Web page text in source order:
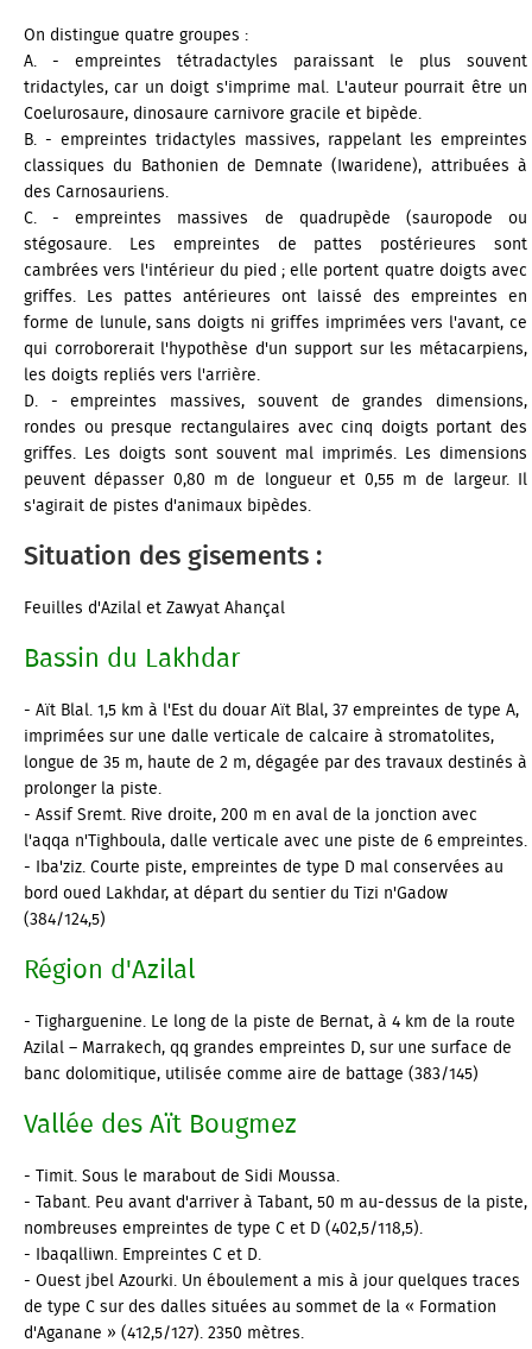
On distingue quatre groupes :
A. - empreintes tétradactyles paraissant le plus souvent
tridactyles, car un doigt s'imprime mal. L'auteur pourrait être un
Coelurosaure, dinosaure carnivore gracile et bipède.
B. - empreintes tridactyles massives, rappelant les empreintes
classiques du Bathonien de Demnate (Iwaridene), attribuées à
des Carnosauriens.
C. - empreintes massives de quadrupède (sauropode ou
stégosaure. Les empreintes de pattes postérieures sont
cambrées vers l'intérieur du pied ; elle portent quatre doigts avec
griffes. Les pattes antérieures ont laissé des empreintes en
forme de lunule, sans doigts ni griffes imprimées vers l'avant, ce
qui corroborerait l'hypothèse d'un support sur les métacarpiens,
les doigts repliés vers l'arrière.
D. - empreintes massives, souvent de grandes dimensions,
rondes ou presque rectangulaires avec cinq doigts portant des
griffes. Les doigts sont souvent mal imprimés. Les dimensions
peuvent dépasser 0,80 m de longueur et 0,55 m de largeur. Il
s'agirait de pistes d'animaux bipèdes.
Situation des gisements :
Feuilles d'Azilal et Zawyat Ahançal
Bassin du Lakhdar
- Aït Blal. 1,5 km à l'Est du douar Aït Blal, 37 empreintes de type A,
imprimées sur une dalle verticale de calcaire à stromatolites,
longue de 35 m, haute de 2 m, dégagée par des travaux destinés à
prolonger la piste.
- Assif Sremt. Rive droite, 200 m en aval de la jonction avec
l'aqqa n'Tighboula, dalle verticale avec une piste de 6 empreintes.
- Iba'ziz. Courte piste, empreintes de type D mal conservées au
bord oued Lakhdar, at départ du sentier du Tizi n'Gadow
(384/124,5)
Région d'Azilal
- Tigharguenine. Le long de la piste de Bernat, à 4 km de la route
Azilal – Marrakech, qq grandes empreintes D, sur une surface de
banc dolomitique, utilisée comme aire de battage (383/145)
Vallée des Aït Bougmez
- Timit. Sous le marabout de Sidi Moussa.
- Tabant. Peu avant d'arriver à Tabant, 50 m au-dessus de la piste,
nombreuses empreintes de type C et D (402,5/118,5).
- Ibaqalliwn. Empreintes C et D.
- Ouest jbel Azourki. Un éboulement a mis à jour quelques traces
de type C sur des dalles situées au sommet de la « Formation
d'Aganane » (412,5/127). 2350 mètres.